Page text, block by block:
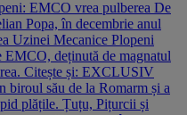
EMCO vrea pulberea De
Popa, în decembrie anul
Uzinei Mecanice Plopeni
deținută de magnatul
Citește și: EXCLUSIV
biroul său de la Romarm și a
plățile. Țuțu, Pițurcii și